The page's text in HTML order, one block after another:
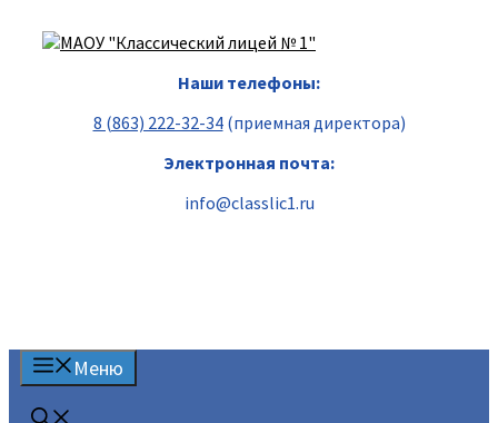
Наши телефоны:
8 (863) 222-32-34(приемная директора)
Электронная почта:
info@classlic1.ru
Меню